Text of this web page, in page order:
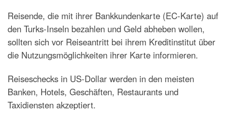
Reisende, die mit ihrer Bankkundenkarte (EC-Karte) auf
den Turks-Inseln bezahlen und Geld abheben wollen,
sollten sich vor Reiseantritt bei ihrem Kreditinstitut über
die Nutzungsmöglichkeiten ihrer Karte informieren.
Reiseschecks in US-Dollar werden in den meisten
Banken, Hotels, Geschäften, Restaurants und
Taxidiensten akzeptiert.